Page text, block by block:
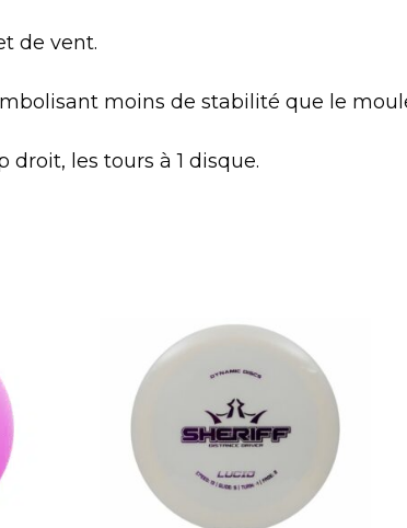
de vent.
moins de stabilité que le
droit, les tours à 1 disque.